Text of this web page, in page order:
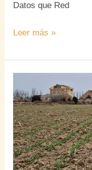
Datos que Red
Leer más »
de
primavera,
la
más
dañada
por